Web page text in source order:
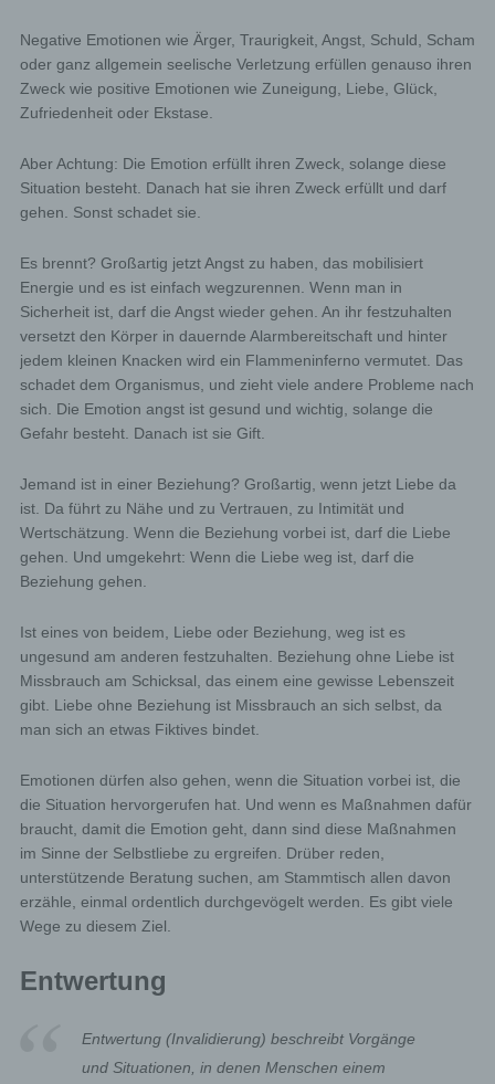
Negative Emotionen wie Ärger, Traurigkeit, Angst, Schuld, Scham
oder ganz allgemein seelische Verletzung erfüllen genauso ihren
Zweck wie positive Emotionen wie Zuneigung, Liebe, Glück,
Zufriedenheit oder Ekstase.
Aber Achtung: Die Emotion erfüllt ihren Zweck, solange diese
Situation besteht. Danach hat sie ihren Zweck erfüllt und darf
gehen. Sonst schadet sie.
Es brennt? Großartig jetzt Angst zu haben, das mobilisiert
Energie und es ist einfach wegzurennen. Wenn man in
Sicherheit ist, darf die Angst wieder gehen. An ihr festzuhalten
versetzt den Körper in dauernde Alarmbereitschaft und hinter
jedem kleinen Knacken wird ein Flammeninferno vermutet. Das
schadet dem Organismus, und zieht viele andere Probleme nach
sich. Die Emotion angst ist gesund und wichtig, solange die
Gefahr besteht. Danach ist sie Gift.
Jemand ist in einer Beziehung? Großartig, wenn jetzt Liebe da
ist. Da führt zu Nähe und zu Vertrauen, zu Intimität und
Wertschätzung. Wenn die Beziehung vorbei ist, darf die Liebe
gehen. Und umgekehrt: Wenn die Liebe weg ist, darf die
Beziehung gehen.
Ist eines von beidem, Liebe oder Beziehung, weg ist es
ungesund am anderen festzuhalten. Beziehung ohne Liebe ist
Missbrauch am Schicksal, das einem eine gewisse Lebenszeit
gibt. Liebe ohne Beziehung ist Missbrauch an sich selbst, da
man sich an etwas Fiktives bindet.
Emotionen dürfen also gehen, wenn die Situation vorbei ist, die
die Situation hervorgerufen hat. Und wenn es Maßnahmen dafür
braucht, damit die Emotion geht, dann sind diese Maßnahmen
im Sinne der Selbstliebe zu ergreifen. Drüber reden,
unterstützende Beratung suchen, am Stammtisch allen davon
erzähle, einmal ordentlich durchgevögelt werden. Es gibt viele
Wege zu diesem Ziel.
Entwertung
Entwertung (Invalidierung) beschreibt Vorgänge
und Situationen, in denen Menschen einem